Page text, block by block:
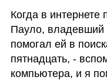
Когда в интернете
Пауло, владевший
помогал ей в
пятнадцать, -
компьютера, и я